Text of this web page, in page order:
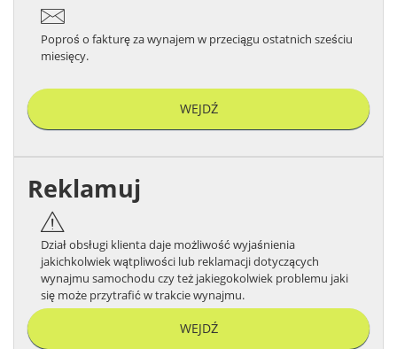
Poproś o fakturę za wynajem w przeciągu ostatnich sześciu
miesięcy.
WEJDŹ
Reklamuj
Dział obsługi klienta daje możliwość wyjaśnienia
jakichkolwiek wątpliwości lub reklamacji dotyczących
wynajmu samochodu czy też jakiegokolwiek problemu jaki
się może przytrafić w trakcie wynajmu.
WEJDŹ